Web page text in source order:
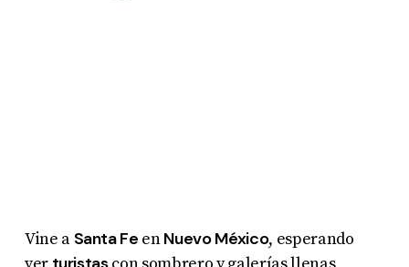
Vine a Santa Fe enNuevo México, esperando